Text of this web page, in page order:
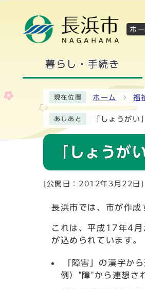
ホ
暮らし・手続き
現在位置 ホーム 福
あしあと 「しょうがい
「しょうが
[公開日：2012年3月22日]
長浜市では、市が作成
これは、平成17年4月
が込められています。
「障害」の漢字か
例）"障"から連想さ